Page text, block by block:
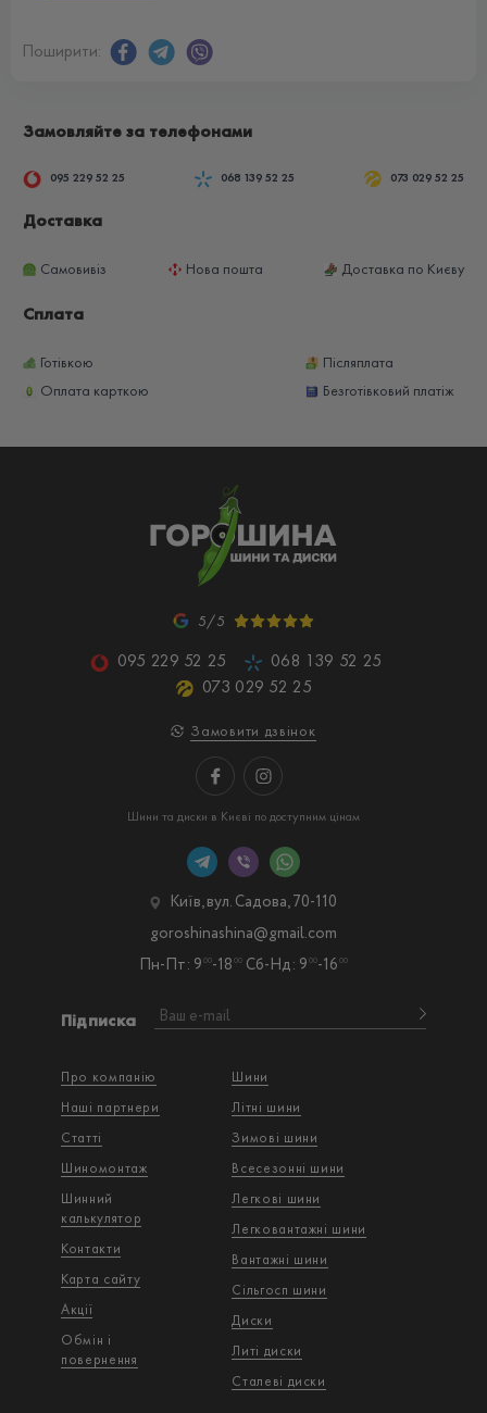
Поширити:
Замовляйте за телефонами
095 229 52 25 068 139 52 25 073 029 52 25
Доставка
Самовивіз Нова пошта Доставка по Києву
Сплата
Готівкою
Післяплата
Оплата карткою
Безготівковий платіж
5/5
095 229 52 25
068 139 52 25
073 029 52 25
Замовити дзвінок
Шини та диски в Києві по доступним цінам
Про компанію
Наші партнери
Статті
Шиномонтаж
Шинний
калькулятор
Контакти
Карта сайту
Акції
Обмін і
повернення
Шини
Літні шини
Зимові шини
Всесезонні шини
Легкові шини
Легковантажнi шини
Вантажнi шини
Сільгосп шини
Диски
Литі диски
Сталеві диски
Підписка
Київ, вул. Садова, 70-110
Пн-Пт: 9 00-18 00 Сб-Нд: 9 00-16 00
goroshinashina@gmail.com